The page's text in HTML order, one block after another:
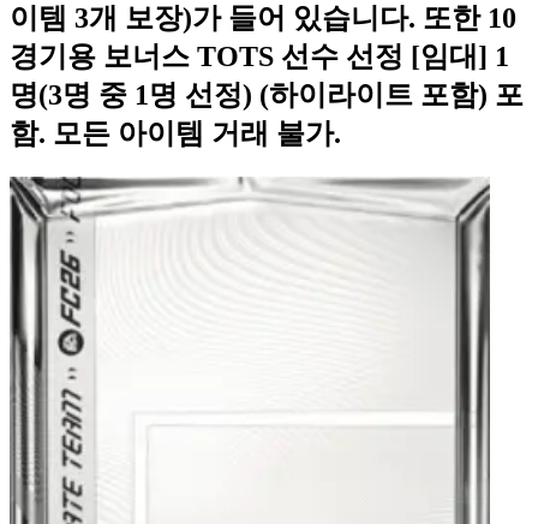
이템 3개 보장)가 들어 있습니다. 또한 10
경기용 보너스 TOTS 선수 선정 [임대] 1
명(3명 중 1명 선정) (하이라이트 포함) 포
함. 모든 아이템 거래 불가.